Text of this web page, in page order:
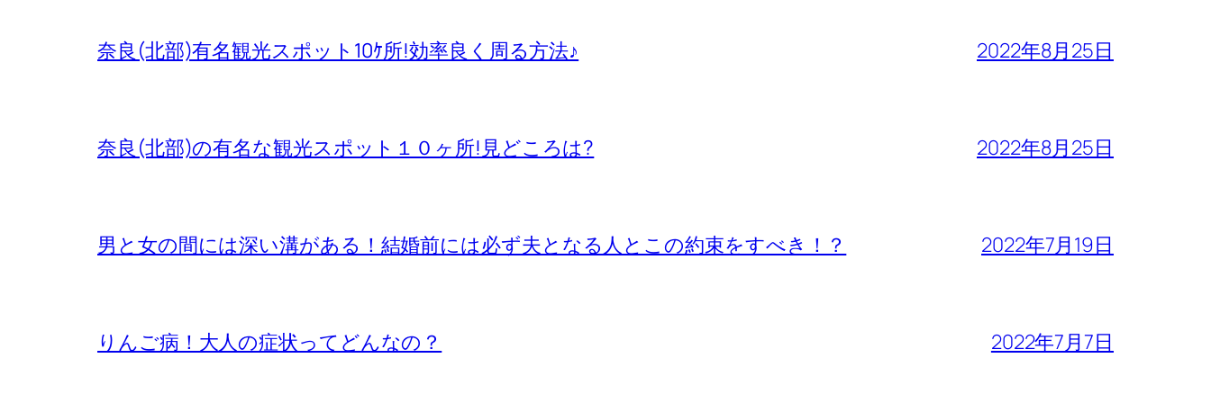
奈良(北部)有名観光スポット10ｹ所!効率良く周る方法♪ 2022年8月25日
奈良(北部)の有名な観光スポット１０ヶ所!見どころは? 2022年8月25日
男と女の間には深い溝がある！結婚前には必ず夫となる人とこの約束をすべき！？ 2022年7月19日
りんご病！大人の症状ってどんなの？ 2022年7月7日